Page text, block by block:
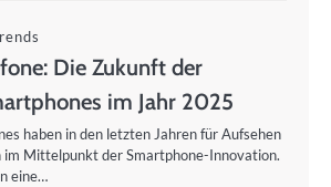
Die Zukunft der
im Jahr 2025
haben in den letzten Jahren für Aufsehen
im Mittelpunkt der Smartphone-Innovation.
eine…